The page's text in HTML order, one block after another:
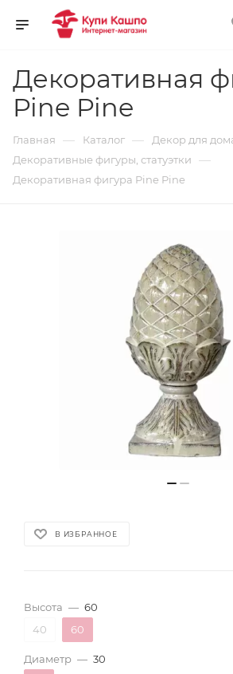
Декоративная
Pine Pine
Главная — Каталог — Декор для
Декоративные фигуры, статуэтки —
Декоративная фигура Pine Pine
В ИЗБРАННОЕ
Высота — 60
40
60
Диаметр — 30